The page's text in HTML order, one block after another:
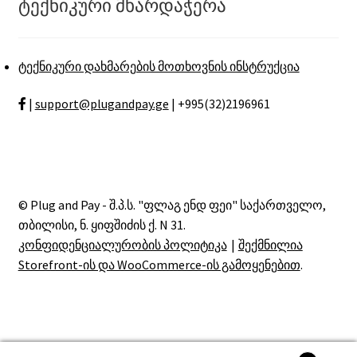
ტექნიკური მხარდაჭერა
ტექნიკური დახმარების მოთხოვნის ინსტრუქცია
| support@plugandpay.ge | +995(32)2196961
© Plug and Pay - შ.პ.ს. "ფლაგ ენდ ფეი" საქართველო,
თბილისი, ნ. ყიფშიძის ქ. N 31.
კონფიდენციალურობის პოლიტიკა
შექმნილია
Storefront-ის და WooCommerce-ის გამოყენებით.